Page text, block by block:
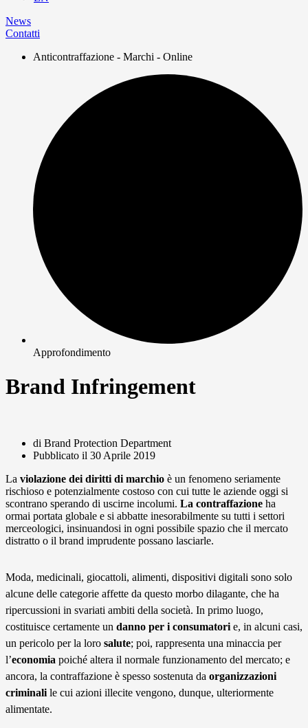
News
Contatti
Anticontraffazione - Marchi - Online
Approfondimento
Brand Infringement
di Brand Protection Department
Pubblicato il 30 Aprile 2019
La violazione dei diritti di marchio è un fenomeno seriamente
rischioso e potenzialmente costoso con cui tutte le aziende oggi si
scontrano sperando di uscirne incolumi. La contraffazione ha
ormai portata globale e si abbatte inesorabilmente su tutti i settori
merceologici, insinuandosi in ogni possibile spazio che il mercato
distratto o il brand imprudente possano lasciarle.
Moda, medicinali, giocattoli, alimenti, dispositivi digitali sono solo
alcune delle categorie affette da questo morbo dilagante, che ha
ripercussioni in svariati ambiti della società. In primo luogo,
costituisce certamente un danno per i consumatori e, in alcuni casi,
un pericolo per la loro salute; poi, rappresenta una minaccia per
l’economia poiché altera il normale funzionamento del mercato; e
ancora, la contraffazione è spesso sostenuta da organizzazioni
criminali le cui azioni illecite vengono, dunque, ulteriormente
alimentate.